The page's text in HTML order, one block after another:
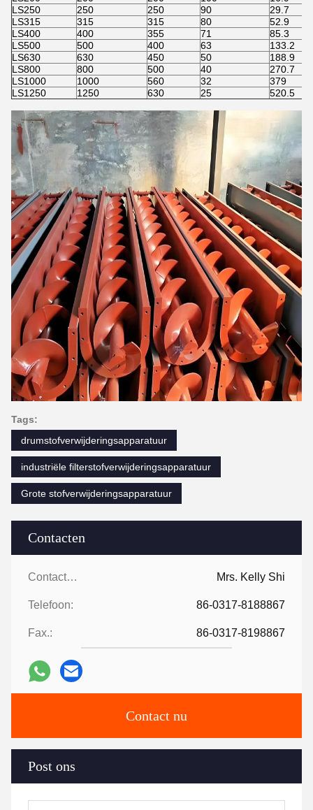
Contacten
Contacten: Mrs. Kelly Shi
Telefoon: 86-0317-8188867
Fax.: 86-0317-8198867
Contact nu
Post ons
LS250
250 250 90
29.7
LS315
315 315 80
52.9
LS400
400 355 71
85.3
LS500
500 400 63
133.2
LS630
630 450 50
188.9
LS800
800 500 40
270.7
LS1000
1000 560 32
379
LS1250
1250 630 25 520.5
Tags:
drumstofverwijderingsapparatuur
industriële filterstofverwijderingsapparatuur
Grote stofverwijderingsapparatuur